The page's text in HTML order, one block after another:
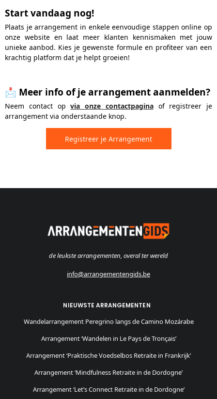
Start vandaag nog!
Plaats je arrangement in enkele eenvoudige stappen online op
onze website en laat meer klanten kennismaken met jouw
unieke aanbod. Kies je gewenste formule en profiteer van een
krachtig platform dat je helpt groeien!
📩 Meer info of je arrangement aanmelden?
Neem contact opvia onze contactpaginaof registreer je
arrangement via onderstaande knop.
Registreer je Arrangement
de leukste arrangementen, overal ter wereld
info@arrangementengids.be
NIEUWSTE ARRANGEMENTEN
Wandelarrangement Peregrino langs de Camino Mozárabe
Arrangement ‘Wandelen in Le Pays de Tronçais’
Arrangement ‘Praktische Voedselbos Retraite in Frankrijk’
Arrangement ‘Mindfulness Retraite in de Dordogne’
Arrangement ‘Let’s Connect Retraite in de Dordogne’